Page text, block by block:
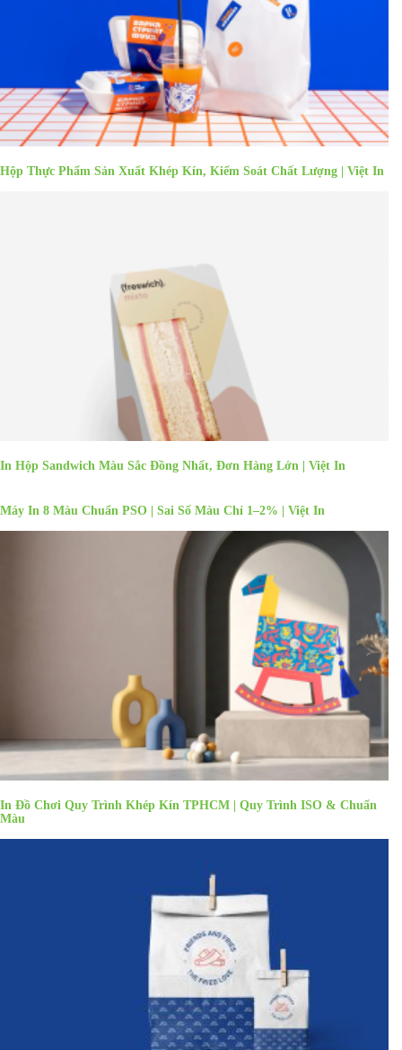
Hộp Thực Phẩm Sản Xuất Khép Kín, Kiểm Soát Chất Lượng | Việt In
In Hộp Sandwich Màu Sắc Đồng Nhất, Đơn Hàng Lớn | Việt In
Máy In 8 Màu Chuẩn PSO | Sai Số Màu Chỉ 1–2% | Việt In
In Đồ Chơi Quy Trình Khép Kín TPHCM | Quy Trình ISO & Chuẩn
Màu